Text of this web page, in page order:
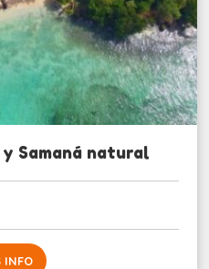
Samaná natural
INFO